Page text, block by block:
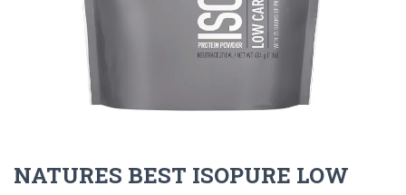
NATURES BEST ISOPURE LOW